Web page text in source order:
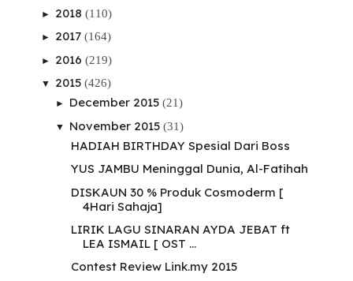
► 2018 (110)
► 2017 (164)
► 2016 (219)
▼ 2015 (426)
► December 2015 (21)
▼ November 2015 (31)
HADIAH BIRTHDAY Spesial Dari Boss
YUS JAMBU Meninggal Dunia, Al-Fatihah
DISKAUN 30 % Produk Cosmoderm [
4Hari Sahaja]
LIRIK LAGU SINARAN AYDA JEBAT ft
LEA ISMAIL [ OST ...
Contest Review Link.my 2015